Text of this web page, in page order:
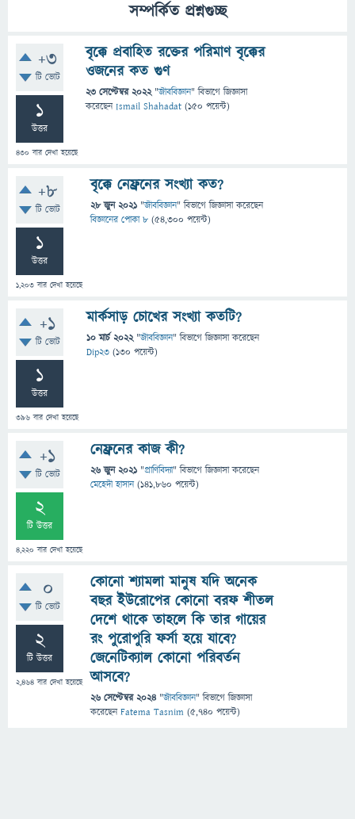
সম্পর্কিত প্রশ্নগুচ্ছ
+3
টি ভোট
1
উত্তর
430 বার দেখা হয়েছে
বৃক্কে প্রবাহিত রক্তের পরিমাণ বৃক্কের
ওজনের কত গুণ
23 সেপ্টেম্বর 2022 "জীববিজ্ঞান" বিভাগে জিজ্ঞাসা
করেছেনIsmail Shahadat (150 পয়েন্ট)
+8
টি ভোট
1
উত্তর
1,203 বার দেখা হয়েছে
বৃক্কে নেফ্রনের সংখ্যা কত?
28 জুন 2021 "জীববিজ্ঞান" বিভাগে জিজ্ঞাসাকরেছেন
বিজ্ঞানের পোকা ৮ (54,300 পয়েন্ট)
+1
টি ভোট
1
উত্তর
396 বার দেখা হয়েছে
মার্কসাড় চোখের সংখ্যা কতটি?
10 মার্চ 2022 "জীববিজ্ঞান" বিভাগে জিজ্ঞাসাকরেছেন
Dip23 (130 পয়েন্ট)
+1
টি ভোট
2
টি উত্তর
4,220 বার দেখা হয়েছে
নেফ্রনের কাজ কী?
26 জুন 2021 "প্রাণিবিদ্যা" বিভাগে জিজ্ঞাসাকরেছেন
মেহেদী হাসান (141,860 পয়েন্ট)
0
টি ভোট
2
টি উত্তর
2,464 বার দেখা হয়েছে
কোনো শ্যামলা মানুষ যদি অনেক
বছর ইউরোপের কোনো বরফ শীতল
দেশে থাকে তাহলে কি তার গায়ের
রং পুরোপুরি ফর্সা হয়ে যাবে?
জেনেটিক্যাল কোনো পরিবর্তন
আসবে?
26 সেপ্টেম্বর 2024 "জীববিজ্ঞান" বিভাগে জিজ্ঞাসা
করেছেনFatema Tasnim (5,740 পয়েন্ট)